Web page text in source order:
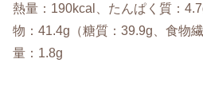
熱量：190kcal、たんぱく質：
物：41.4g（糖質：39.9g、食物
量：1.8g